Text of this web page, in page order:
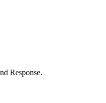
Response.